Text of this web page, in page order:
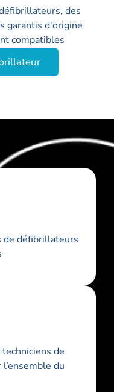
des
garantis d'origine
compatibles
de défibrillateurs
de
du